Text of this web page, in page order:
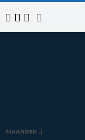
MAANDEN